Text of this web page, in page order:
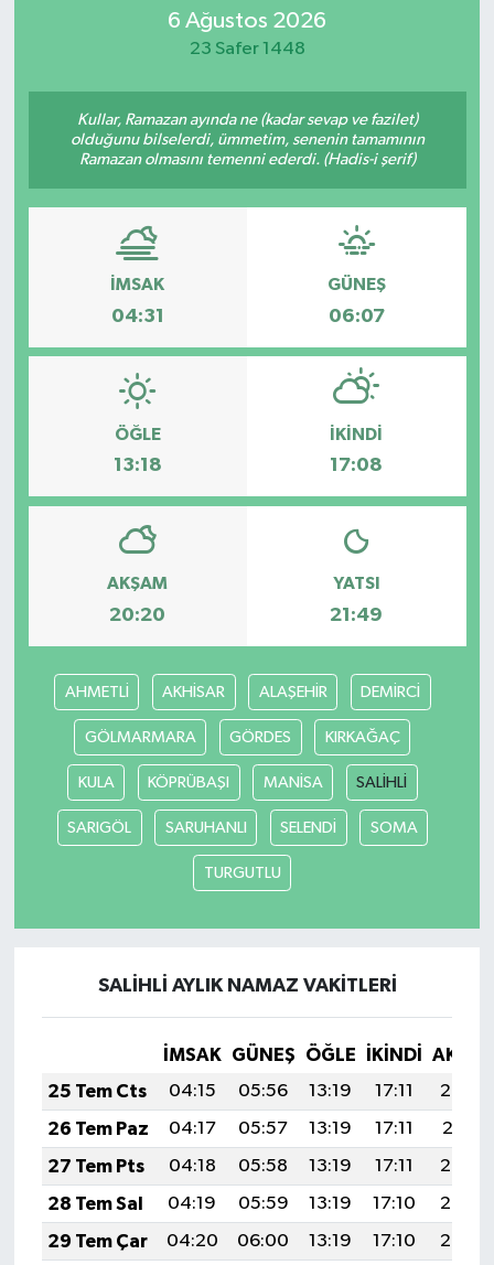
6 Ağustos 2026
23 Safer 1448
Kullar, Ramazan ayında ne (kadar sevap ve fazilet)
olduğunu bilselerdi, ümmetim, senenin tamamının
Ramazan olmasını temenni ederdi. (Hadis-i şerif)
İMSAK
04:31
GÜNEŞ
06:07
ÖĞLE
13:18
İKINDI
17:08
AKŞAM
20:20
YATSI
21:49
AHMETLİ AKHİSAR ALAŞEHİR DEMİRCİ
GÖLMARMARA GÖRDES KIRKAĞAÇ
KULA KÖPRÜBAŞI MANİSA SALİHLİ
SARIGÖL SARUHANLI SELENDİ SOMA
TURGUTLU
SALİHLİ AYLIK NAMAZ VAKITLERI
İMSAK GÜNEŞ ÖĞLE İKINDI
25 Tem Cts
04:15 05:56 13:19 17:11
20:32
26 Tem Paz
04:17 05:57 13:19 17:11
20:31
27 Tem Pts
04:18 05:58 13:19 17:11
20:30
28 Tem Sal
04:19 05:59 13:19 17:10
20:29
29 Tem Çar
04:20 06:00 13:19 17:10
20:28
Teknoloji
TRABZON
TRABZONSPOR